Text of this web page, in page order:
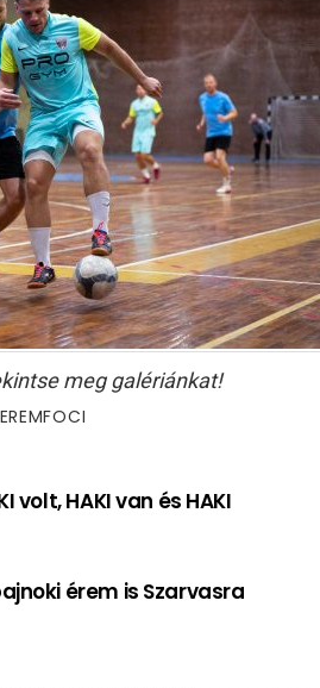
meg galériánkat!
volt, HAKI van és HAKI
érem is Szarvasra